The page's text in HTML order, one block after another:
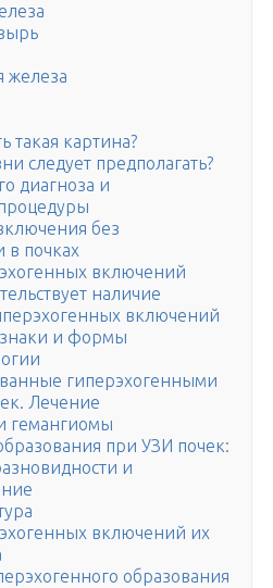
железа
такая картина?
следует предполагать?
диагноза и
без
в почках
включений
наличие
включений
и формы
гиперэхогенными
Лечение
гемангиомы
при УЗИ почек:
и
включений их
образования